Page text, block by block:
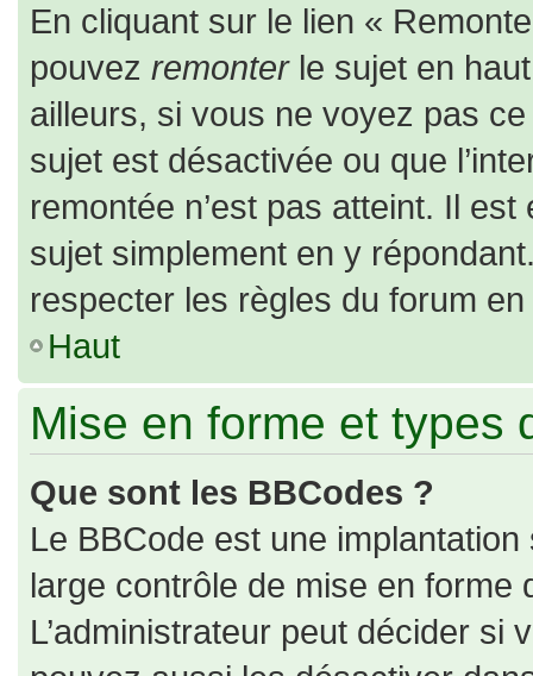
En cliquant sur le lien «
pouvez remonterle sujet en
ailleurs, si vous ne voyez pas
sujet est désactivée ou que
remontée n’est pas atteint. Il
sujet simplement en y
respecter les règles du forum
Haut
Mise en forme et types
Que sont les BBCodes ?
Le BBCode est une
large contrôle de mise en forme
L’administrateur peut décider